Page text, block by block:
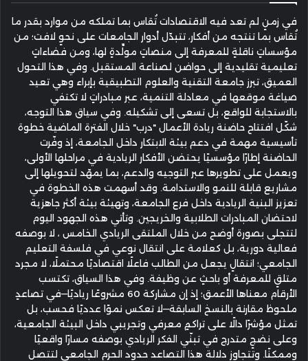
في زمنٍ لم تعد فيه الاقتصادات تُقاس بما تملكه من موارد بقدر ما
تُقاس بما تنتجه من أفكار، تتبدّل أدوار الجامعات على نحوٍ لافت؛ من
مؤسساتٍ ناقلةٍ للمعرفة إلى منصاتٍ مولِّدةٍ لها، ومن فضاءاتٍ
تعليمية تقليدية إلى حواضن لصناعة المستقبل. وفي هذا التحول
العميق، تبرز جامعة التقنية والعلوم التطبيقية بإبراء وهي تعيد
صياغة موقعها في معادلة التنمية، عبر مبادراتٍ لا تكتفي
بالاستجابة للواقع، بل تسعى إلى تشكيله. وفي سياق هذا التوجه،
شكّل افتتاح حاضنة ريادة الأعمال "درب" خلال الفترة الماضية خطوة
تأسيسية مهمة في دعم بيئة الابتكار داخل الجامعة، إذ وفّرت
الحاضنة إطارًا مؤسسيًا يحتضن الأفكار الريادية في مراحلها الأولى،
ويعمل على تطويرها عبر التوجيه والدعم، بما يمهّد لتحويلها إلى
مشاريع قابلة للنمو والاستدامة. وقد أسهمت هذه الخطوة في
تعزيز البنية الريادية داخل فرع الجامعة، وتهيئة بيئة أكثر جاهزية
لاحتضان المبادرات الطلابية والخريجين. وتأتي هذه الجهود اليوم
لتتجلى بصورة أوضح من خلال الملتقى الريادي الخامس ، لا بوصفه
فعالية دورية، بل كعلامة على انتقال نوعي في فلسفة التعليم
الجامعي؛ انتقالٍ يجعل من الطالب فاعلًا اقتصاديًا محتملًا، لا مجرد
متلقٍ للمعرفة أو باحثٍ عن وظيفة. وفي هذا السياق، تكتسب
الأرقام معناها الأعمق؛ إذ إن مشاركة 60 مشروعًا رياديًا—في تصاعدٍ
ملحوظ مقارنة بالنسخ السابقة—لا تعكس نموًا عدديًا فحسب، بل
تمثل مؤشرًا دالًا على تراكمٍ معرفي وتجريبي داخل البيئة الجامعية،
وعلى نضجٍ متدرج في تبنّي الفكر الريادي بوصفه مسارًا واقعيًا
وممكنًا. وتتجاوز دلالة هذا التصاعد حدود الحرم الجامعي لتتصل